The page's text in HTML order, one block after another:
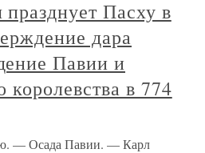
Пасху в
дара
Павии и
королевства в 774
— Осада Павии. — Карл